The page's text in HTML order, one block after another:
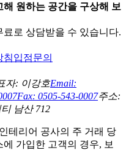
원하는 공간을 구상해 보
로 상담받을 수 있습니다.
침입점문의
자: 이강호Email:
Fax: 0505-543-0007주소:
남산 712
테리어 공사의 주 거래 당
가입한 고객의 경우, 보